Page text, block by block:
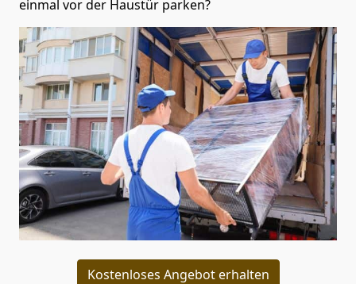
einmal vor der Haustür parken?
Kostenloses Angebot erhalten